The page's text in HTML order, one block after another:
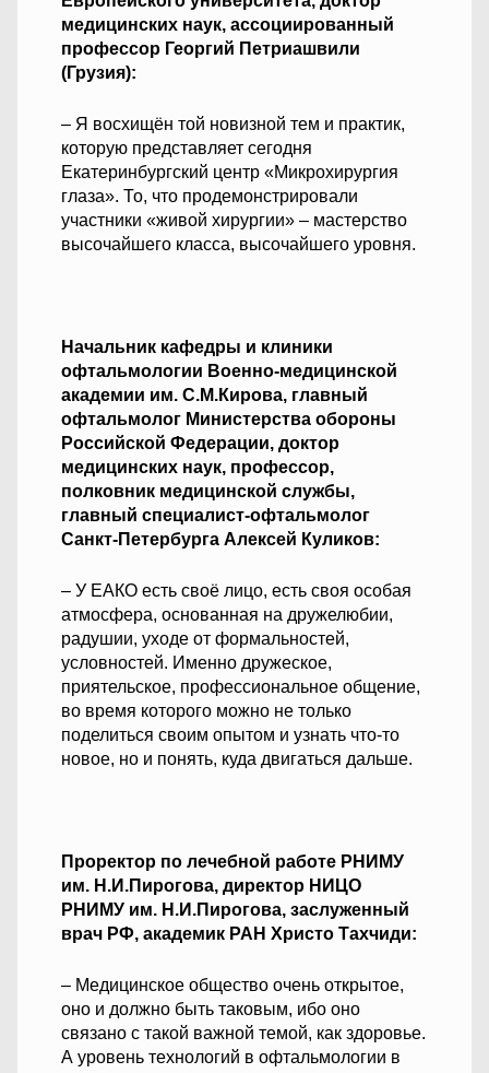
медицинских наук, ассоциированный
профессор Георгий Петриашвили
(Грузия):
– Я восхищён той новизной тем и практик,
которую представляет сегодня
Екатеринбургский центр «Микрохирургия
глаза». То, что продемонстрировали
участники «живой хирургии» – мастерство
высочайшего класса, высочайшего уровня.
Начальник кафедры и клиники
офтальмологии Военно-медицинской
академии им. С.М.Кирова, главный
офтальмолог Министерства обороны
Российской Федерации, доктор
медицинских наук, профессор,
полковник медицинской службы,
главный специалист-офтальмолог
Санкт-Петербурга Алексей Куликов:
– У ЕАКО есть своё лицо, есть своя особая
атмосфера, основанная на дружелюбии,
радушии, уходе от формальностей,
условностей. Именно дружеское,
приятельское, профессиональное общение,
во время которого можно не только
поделиться своим опытом и узнать что-то
новое, но и понять, куда двигаться дальше.
Проректор по лечебной работе РНИМУ
им. Н.И.Пирогова, директор НИЦО
РНИМУ им. Н.И.Пирогова, заслуженный
врач РФ, академик РАН Христо Тахчиди:
– Медицинское общество очень открытое,
оно и должно быть таковым, ибо оно
связано с такой важной темой, как здоровье.
А уровень технологий в офтальмологии в